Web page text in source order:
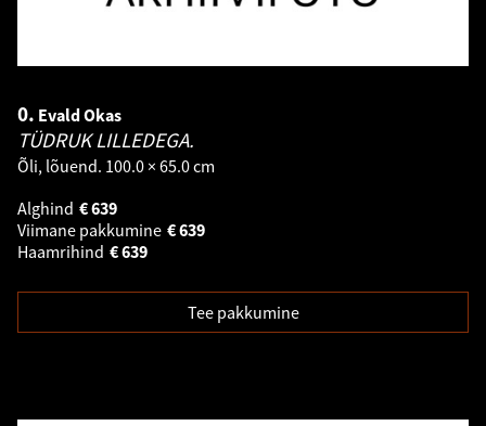
0. Evald Okas
TÜDRUK LILLEDEGA.
Õli, lõuend. 100.0 × 65.0 cm
Alghind
639
€
Viimane pakkumine
639
€
Haamrihind
639
€
Tee pakkumine